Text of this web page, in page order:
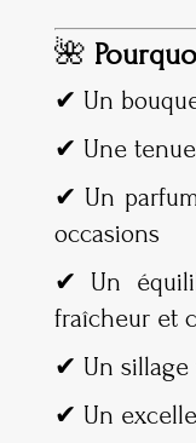
🌺
✔ Un
✔ Une
✔ Un
occasions
✔ Un
fraîcheur et
✔ Un sillage
✔ Un